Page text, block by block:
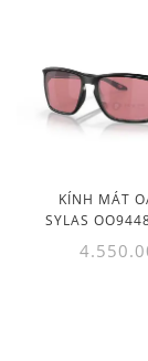
KÍNH MÁT
SYLAS